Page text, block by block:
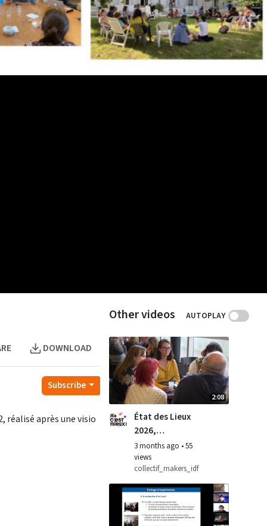
DOWNLOAD
Subscribe
réalisé après une visio
Other videos AUTOPLAY
2:08
État des Lieux
2026,
rassemblement
des tiers-lieux
franciliens
3 months ago •55
views
collectif_makers_idf